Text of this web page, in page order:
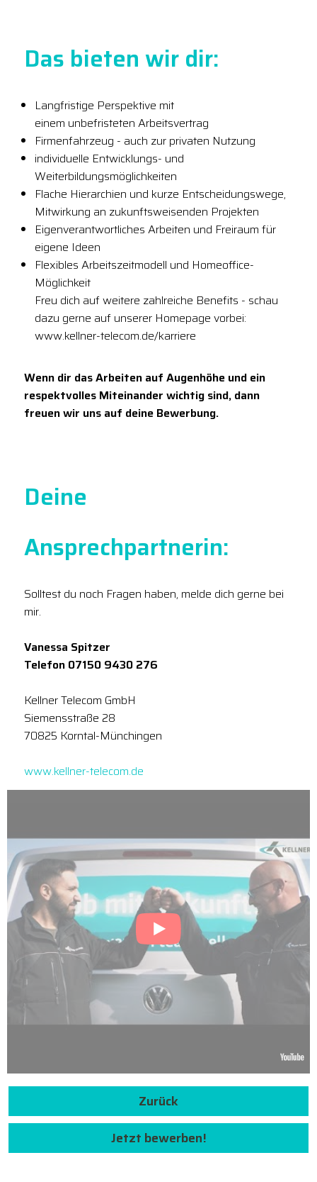
Das bieten wir dir:
Langfristige Perspektive mit
einem unbefristeten Arbeitsvertrag
Firmenfahrzeug - auch zur privaten Nutzung
individuelle Entwicklungs- und
Weiterbildungsmöglichkeiten
Flache Hierarchien und kurze Entscheidungswege,
Mitwirkung an zukunftsweisenden Projekten
Eigenverantwortliches Arbeiten und Freiraum für
eigene Ideen
Flexibles Arbeitszeitmodell und Homeoffice-
Möglichkeit
Freu dich auf weitere zahlreiche Benefits - schau
dazu gerne auf unserer Homepage vorbei:
www.kellner-telecom.de/karriere
Wenn dir das Arbeiten auf Augenhöhe und ein
respektvolles Miteinander wichtig sind, dann
freuen wir uns auf deine Bewerbung.
Deine
Ansprechpartnerin:
Solltest du noch Fragen haben, melde dich gerne bei
mir.
Vanessa Spitzer
Telefon 07150 9430 276
Kellner Telecom GmbH
Siemensstraße 28
70825 Korntal-Münchingen
www.kellner-telecom.de
Zurück
Jetzt bewerben!